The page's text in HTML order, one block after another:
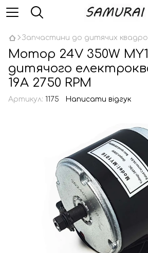
Запчастини до дитячих
Мотор 24V 350W
дитячого
19A 2750 RPM
Артикул: 1175 Написати відгук